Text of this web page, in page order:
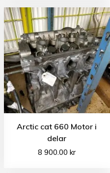
Arctic cat 660 Motor i
delar
8 900.00kr